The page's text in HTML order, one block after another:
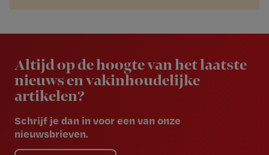
Altijd op de hoogte van het laatste
nieuws en vakinhoudelijke
artikelen?
Schrijf je dan in voor een van onze
nieuwsbrieven.